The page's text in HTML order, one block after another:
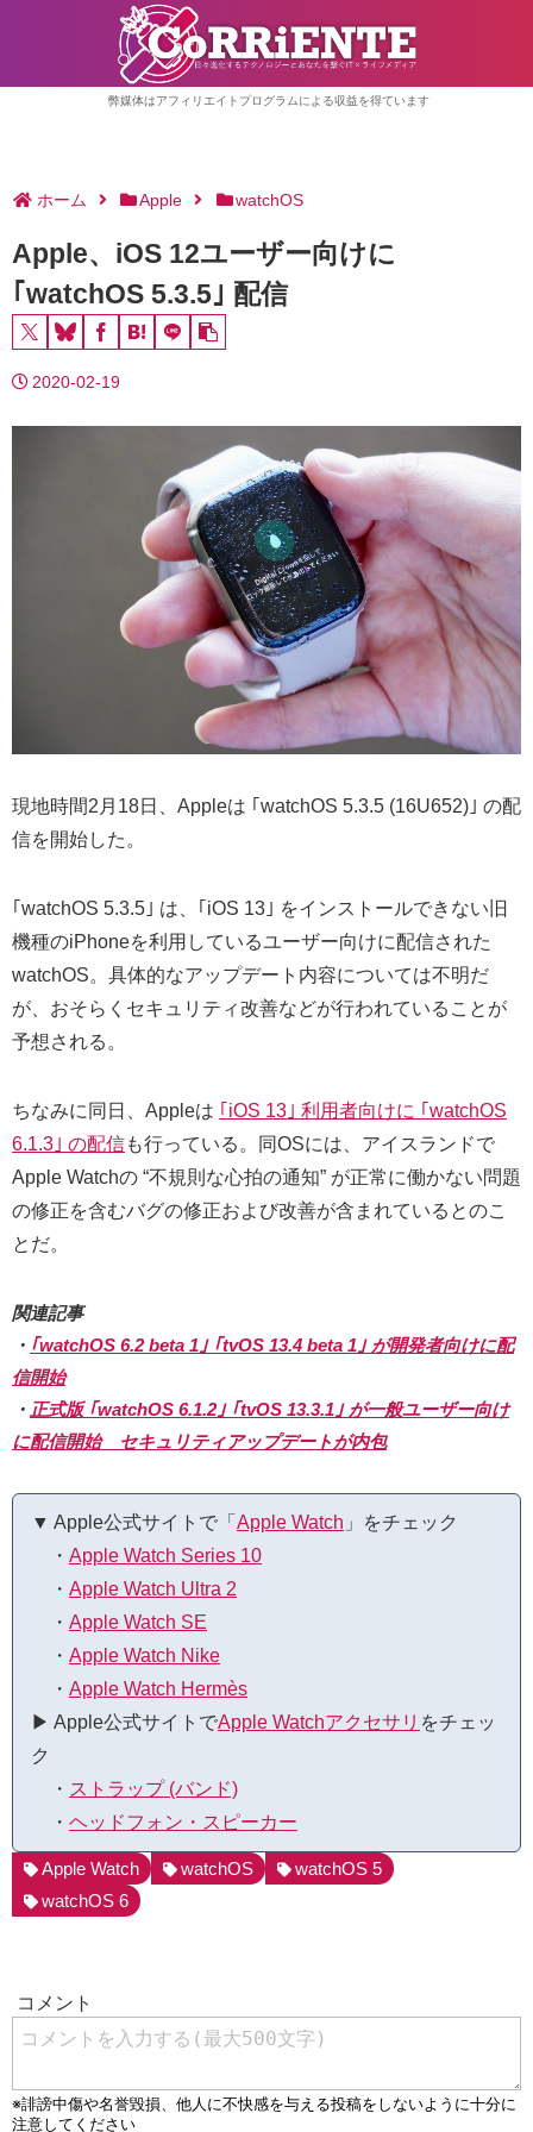
弊媒体はアフィリエイトプログラムによる収益を得ています
ホーム Apple watchOS
Apple、iOS 12ユーザー向けに
｢watchOS 5.3.5｣ 配信
2020-02-19
現地時間2月18日、Appleは ｢watchOS 5.3.5 (16U652)｣ の配
信を開始した。
｢watchOS 5.3.5｣ は、｢iOS 13｣ をインストールできない旧
機種のiPhoneを利用しているユーザー向けに配信された
watchOS。具体的なアップデート内容については不明だ
が、おそらくセキュリティ改善などが行われていることが
予想される。
ちなみに同日、Appleは ｢iOS 13｣ 利用者向けに ｢watchOS
6.1.3｣ の配信も行っている。同OSには、アイスランドで
Apple Watchの “不規則な心拍の通知” が正常に働かない問題
の修正を含むバグの修正および改善が含まれているとのこ
とだ。
関連記事
・ ｢watchOS 6.2 beta 1｣ ｢tvOS 13.4 beta 1｣ が開発者向けに配
信開始
・ 正式版 ｢watchOS 6.1.2｣ ｢tvOS 13.3.1｣ が一般ユーザー向け
に配信開始 セキュリティアップデートが内包
▼ Apple公式サイトで「 Apple Watch 」をチェック
・ Apple Watch Series 10
・ Apple Watch Ultra 2
・ Apple Watch SE
・ Apple Watch Nike
・ Apple Watch Hermès
▶︎ Apple公式サイトでApple Watchアクセサリ をチェッ
ク
・ ストラップ (バンド)
・ ヘッドフォン・スピーカー
Apple Watch watchOS
watchOS 5
watchOS 6